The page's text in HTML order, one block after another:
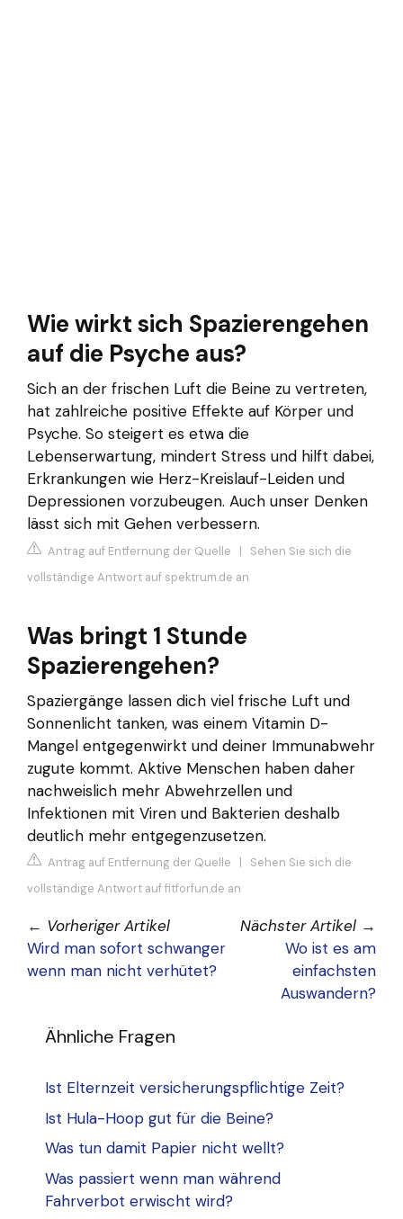
Wie wirkt sich Spazierengehen
auf die Psyche aus?
Sich an der frischen Luft die Beine zu vertreten,
hat zahlreiche positive Effekte auf Körper und
Psyche. So steigert es etwa die
Lebenserwartung, mindert Stress und hilft dabei,
Erkrankungen wie Herz-Kreislauf-Leiden und
Depressionen vorzubeugen. Auch unser Denken
lässt sich mit Gehen verbessern.
Antrag auf Entfernung der Quelle | Sehen Sie sich die
vollständige Antwort auf spektrum.de an
Was bringt 1 Stunde
Spazierengehen?
Spaziergänge lassen dich viel frische Luft und
Sonnenlicht tanken, was einem Vitamin D-
Mangel entgegenwirkt und deiner Immunabwehr
zugute kommt. Aktive Menschen haben daher
nachweislich mehr Abwehrzellen und
Infektionen mit Viren und Bakterien deshalb
deutlich mehr entgegenzusetzen.
Antrag auf Entfernung der Quelle | Sehen Sie sich die
vollständige Antwort auf fitforfun.de an
← Vorheriger Artikel
Wird man sofort schwanger
wenn man nicht verhütet?
Nächster Artikel →
Wo ist es am
einfachsten
Auswandern?
Ähnliche Fragen
Ist Elternzeit versicherungspflichtige Zeit?
Ist Hula-Hoop gut für die Beine?
Was tun damit Papier nicht wellt?
Was passiert wenn man während
Fahrverbot erwischt wird?